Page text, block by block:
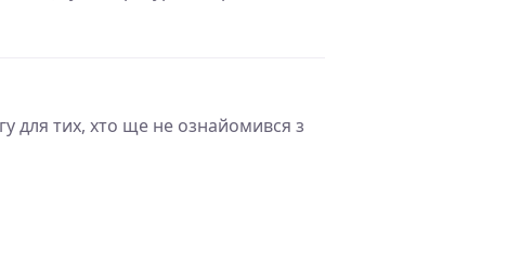
для тих, хто ще не ознайомився з